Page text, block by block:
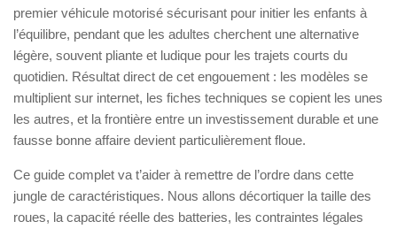
Blog
premier véhicule motorisé sécurisant pour initier les enfants à
l’équilibre, pendant que les adultes cherchent une alternative
légère, souvent pliante et ludique pour les trajets courts du
quotidien. Résultat direct de cet engouement : les modèles se
multiplient sur internet, les fiches techniques se copient les unes
les autres, et la frontière entre un investissement durable et une
fausse bonne affaire devient particulièrement floue.
Ce guide complet va t’aider à remettre de l’ordre dans cette
jungle de caractéristiques. Nous allons décortiquer la taille des
roues, la capacité réelle des batteries, les contraintes légales